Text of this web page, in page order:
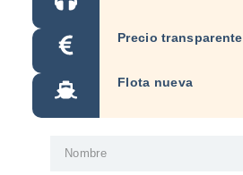
Precio transparente
Flota nueva